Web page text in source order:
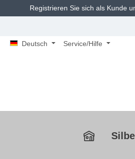
Zur Hauptnavigation
Registrieren Sie sich als Kunde
Deutsch Service/Hilfe